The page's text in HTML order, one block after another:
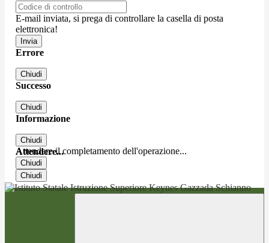
E-mail inviata, si prega di controllare la casella di posta
elettronica!
Errore
Chiudi
Successo
Chiudi
Informazione
Chiudi
Attendere...
Attendere il completamento dell'operazione...
Chiudi
Chiudi